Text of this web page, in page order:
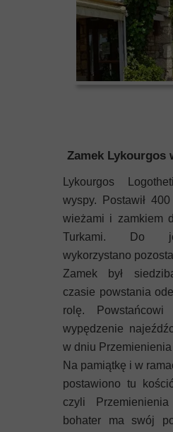
Zamek Lykourgos
Lykourgos
wyspy. Postawił
wieżami i zamkiem
Turkami. Do
wykorzystano
Zamek był
czasie powstania
rolę.
wypędzenie
w dniu
Na pamiątkę i w
postawiono tu
czyli
bohater ma swój